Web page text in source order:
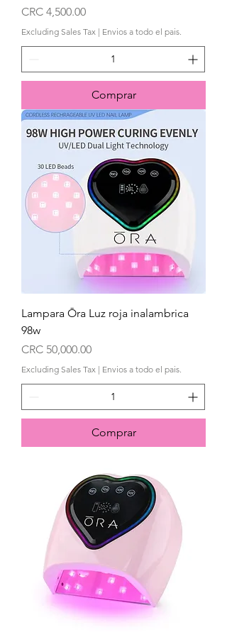
Price
CRC 4,500.00
Excluding Sales Tax | Envios a todo el pais.
Comprar
Lampara Ōra Luz roja inalambrica
98w
Price
CRC 50,000.00
Excluding Sales Tax | Envios a todo el pais.
Comprar